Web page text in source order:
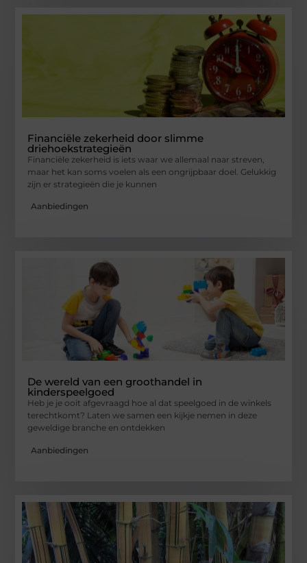
Financiële zekerheid door slimme
driehoekstrategieën
Financiële zekerheid is iets waar we allemaal naar streven,
maar het kan soms voelen als een ongrijpbaar doel. Gelukkig
zijn er strategieën die je kunnen
Aanbiedingen
De wereld van een groothandel in
kinderspeelgoed
Heb je je ooit afgevraagd hoe al dat speelgoed in de winkels
terechtkomt? Laten we samen een kijkje nemen in deze
geweldige branche en ontdekken
Aanbiedingen